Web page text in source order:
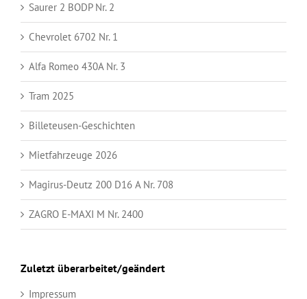
Saurer 2 BODP Nr. 2
Chevrolet 6702 Nr. 1
Alfa Romeo 430A Nr. 3
Tram 2025
Billeteusen-Geschichten
Mietfahrzeuge 2026
Magirus-Deutz 200 D16 A Nr. 708
ZAGRO E-MAXI M Nr. 2400
Zuletzt überarbeitet/geändert
Impressum